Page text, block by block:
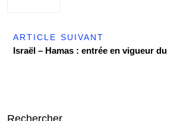
ARTICLE SUIVANT
Israël – Hamas : entrée en vigueur du